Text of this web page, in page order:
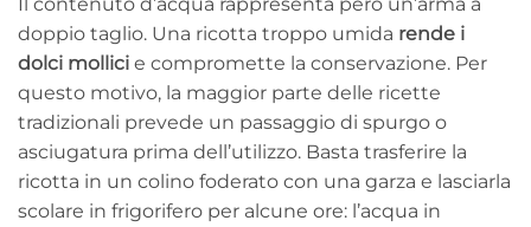
doppio taglio. Una ricotta troppo umida rende i
dolci mollici e compromette la conservazione. Per
questo motivo, la maggior parte delle ricette
tradizionali prevede un passaggio di spurgo o
asciugatura prima dell’utilizzo. Basta trasferire la
ricotta in un colino foderato con una garza e lasciarla
scolare in frigorifero per alcune ore: l’acqua in